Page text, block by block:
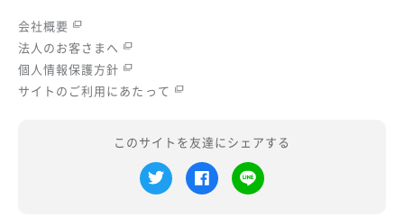
会社概要
法人のお客さまへ
個人情報保護方針
サイトのご利用にあたって
このサイトを友達にシェアする